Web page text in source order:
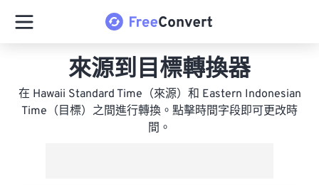
來源到目標轉換器
在 Hawaii Standard Time（來源）和 Eastern Indonesian
Time（目標）之間進行轉換。點擊時間字段即可更改時
間。